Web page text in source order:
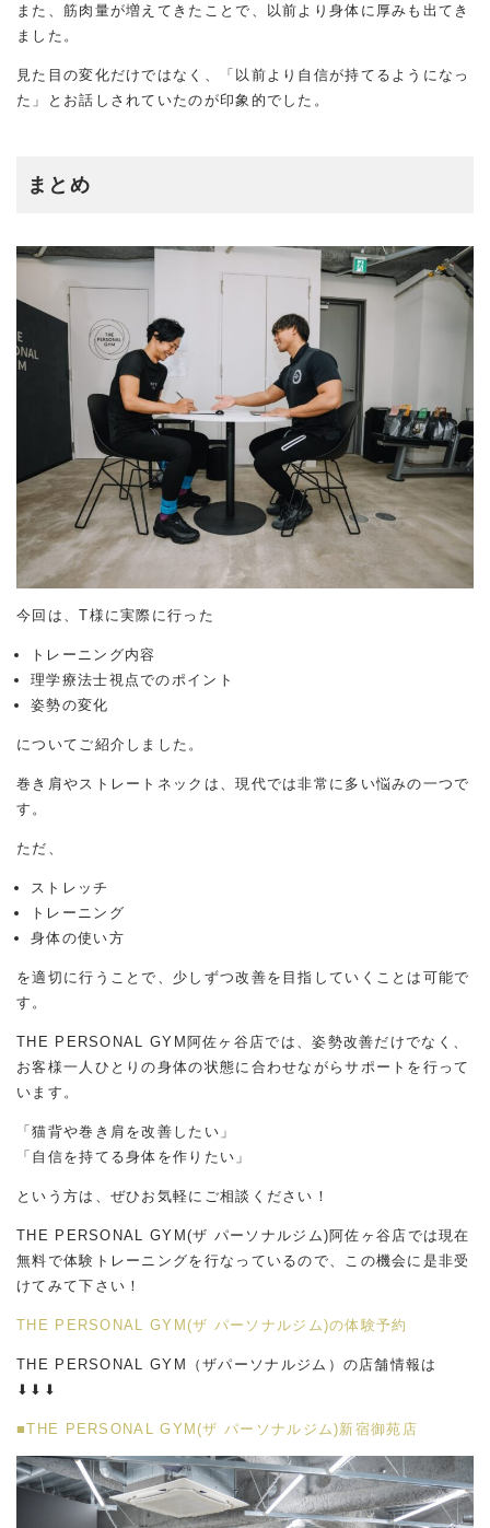
また、筋肉量が増えてきたことで、以前より身体に厚みも出てき
ました。
見た目の変化だけではなく、「以前より自信が持てるようになっ
た」とお話しされていたのが印象的でした。
まとめ
今回は、T様に実際に行った
トレーニング内容
理学療法士視点でのポイント
姿勢の変化
についてご紹介しました。
巻き肩やストレートネックは、現代では非常に多い悩みの一つで
す。
ただ、
ストレッチ
トレーニング
身体の使い方
を適切に行うことで、少しずつ改善を目指していくことは可能で
す。
THE PERSONAL GYM阿佐ヶ谷店では、姿勢改善だけでなく、
お客様一人ひとりの身体の状態に合わせながらサポートを行って
います。
「猫背や巻き肩を改善したい」
「自信を持てる身体を作りたい」
という方は、ぜひお気軽にご相談ください！
THE PERSONAL GYM(ザ パーソナルジム)阿佐ヶ谷店では現在
無料で体験トレーニングを行なっているので、この機会に是非受
けてみて下さい！
THE PERSONAL GYM(ザ パーソナルジム)の体験予約
THE PERSONAL GYM（ザパーソナルジム）の店舗情報は
⬇︎⬇︎⬇︎
■THE PERSONAL GYM(ザ パーソナルジム)新宿御苑店